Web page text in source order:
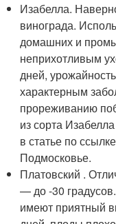
Изабелла.
винограда.
домашних и
неприхотливым
дней,
характерным
прореживанию
из сорта
в статье по
Подмосковье.
Платовский .
— до -30
имеют приятный